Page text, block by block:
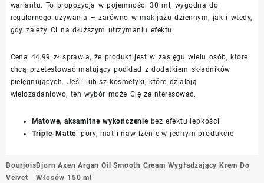
wariantu. To propozycja w pojemności 30 ml, wygodna do
regularnego używania – zarówno w makijażu dziennym, jak i wtedy,
gdy zależy Ci na dłuższym utrzymaniu efektu.
Cena 44.99 zł sprawia, że produkt jest w zasięgu wielu osób, które
chcą przetestować matujący podkład z dodatkiem składników
pielęgnujących. Jeśli lubisz kosmetyki, które działają
wielozadaniowo, ten wybór może Cię zainteresować.
Matowe, aksamitne wykończeniebez efektu lepkości
Triple-Matte: pory, mat i nawilżenie w jednym produkcie
Nawigacja
wpisu
Bourjois
Velvet
Bjorn Axen Argan Oil Smooth Cream Wygładzający Krem ​​Do
Włosów 150 ml